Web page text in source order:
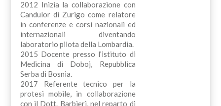
2012 Inizia la collaborazione con
Candulor di Zurigo come relatore
in conferenze e corsi nazionali ed
internazionali diventando
laboratorio pilota della Lombardia.
2015 Docente presso l’istituto di
Medicina di Doboj, Repubblica
Serba di Bosnia.
2017 Referente tecnico per la
protesi mobile, in collaborazione
con il Dott. Barbieri, nel reparto di